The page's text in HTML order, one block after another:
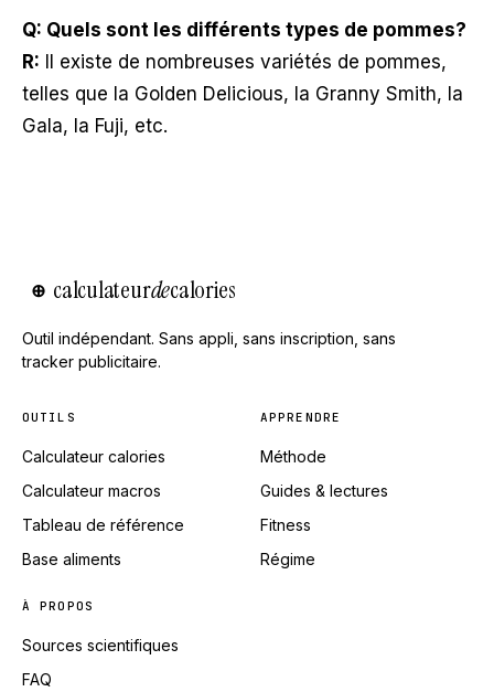
Q: Quels sont les différents types de pommes?
R: Il existe de nombreuses variétés de pommes,
telles que la Golden Delicious, la Granny Smith, la
Gala, la Fuji, etc.
⊕ calculateurdecalories
Outil indépendant. Sans appli, sans inscription, sans
tracker publicitaire.
OUTILS
Calculateur calories
Calculateur macros
Tableau de référence
Base aliments
APPRENDRE
Méthode
Guides & lectures
Fitness
Régime
À PROPOS
Sources scientifiques
FAQ